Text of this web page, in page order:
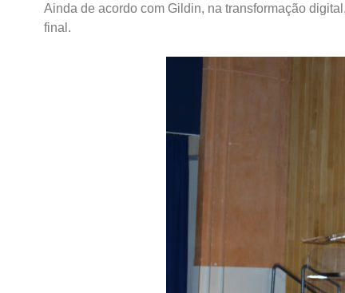
Ainda de acordo com Gildin, na transformação
final.